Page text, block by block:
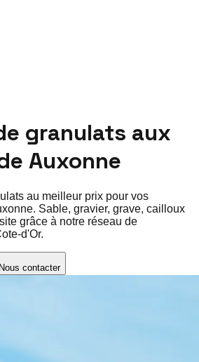
granulats aux
Auxonne
au meilleur prix pour vos
. Sable, gravier, grave, cailloux
grâce à notre réseau de
d'Or.
Nous contacter